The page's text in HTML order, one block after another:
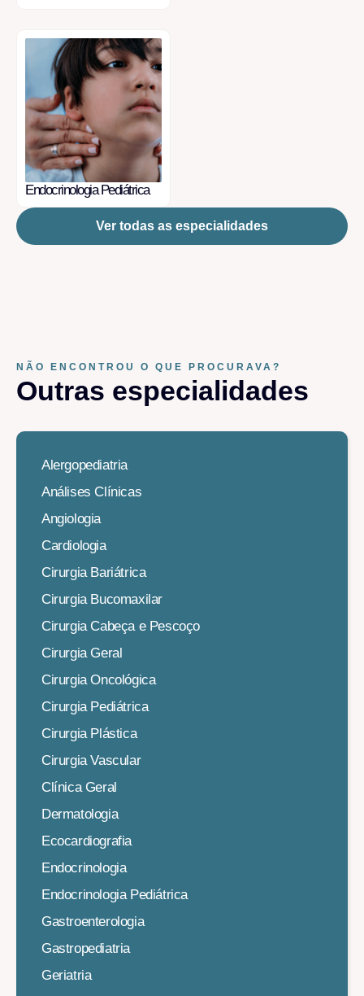
Endocrinologia Pediátrica
Ver todas as especialidades
NÃO ENCONTROU O QUE PROCURAVA?
Outras especialidades​
Alergopediatria
Análises Clínicas
Angiologia
Cardiologia
Cirurgia Bariátrica
Cirurgia Bucomaxilar
Cirurgia Cabeça e Pescoço
Cirurgia Geral
Cirurgia Oncológica
Cirurgia Pediátrica
Cirurgia Plástica
Cirurgia Vascular
Clínica Geral
Dermatologia
Ecocardiografia
Endocrinologia
Endocrinologia Pediátrica
Gastroenterologia
Gastropediatria
Geriatria